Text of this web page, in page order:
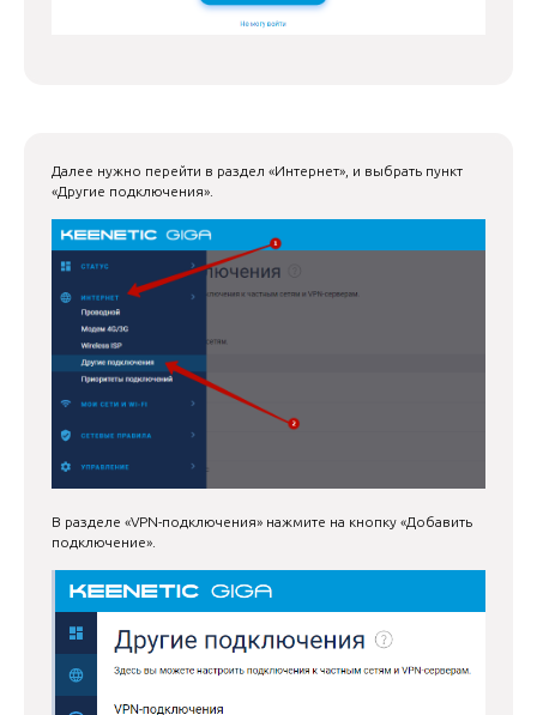
Далее нужно перейти в раздел «Интернет», и выбрать пункт
«Другие подключения».
В разделе «VPN-подключения» нажмите на кнопку «Добавить
подключение».